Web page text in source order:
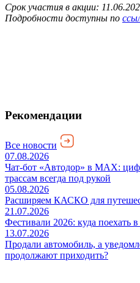
Срок участия в акции:
Подробности доступны по
Рекомендации
Все новости
07.08.2026
Чат-бот «Автодор» в MAX:
трассам всегда под рукой
05.08.2026
Расширяем КАСКО для
21.07.2026
Фестивали 2026: куда поехать в
13.07.2026
Продали автомобиль, а
продолжают приходить?